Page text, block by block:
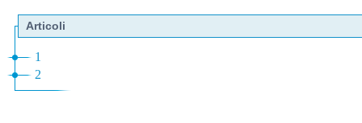
Articoli
1
2